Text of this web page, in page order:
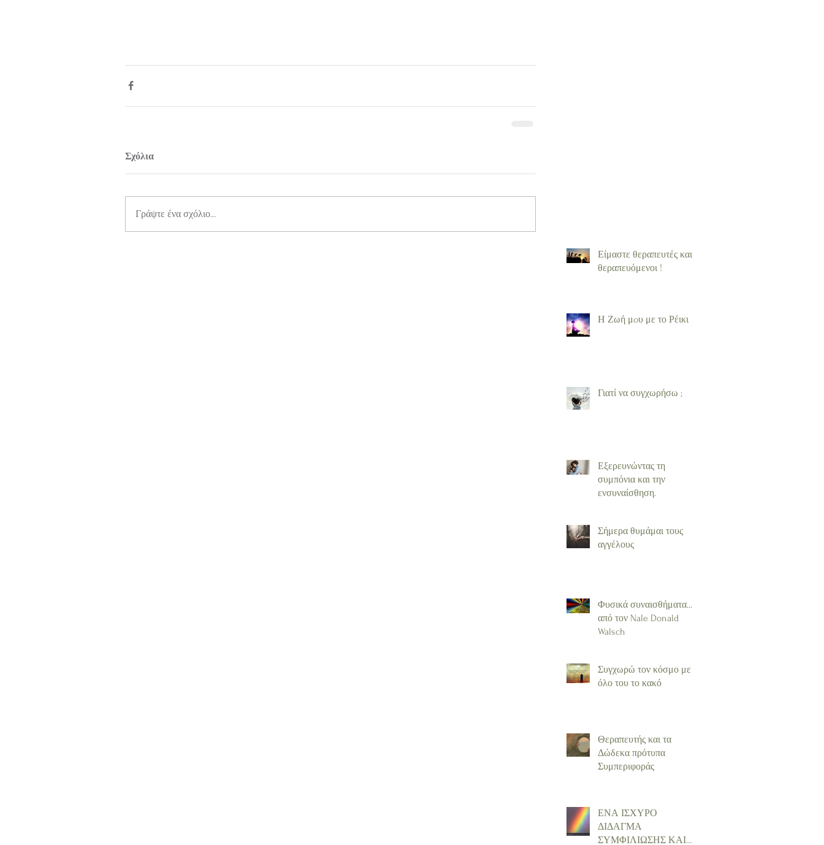
Σχόλια
Γράψτε ένα σχόλιο...
Είμαστε θεραπευτές και
θεραπευόμενοι !
Η Ζωή μoυ με το Ρέικι
Γιατί να συγχωρήσω ;
Εξερευνώντας τη
συμπόνια και την
ενσυναίσθηση.
Σήμερα θυμάμαι τους
αγγέλους
Φυσικά συναισθήματα...
από τον Nale Donald
Walsch
Συγχωρώ τον κόσμο με
όλο του το κακό
Θεραπευτής και τα
Δώδεκα πρότυπα
Συμπεριφοράς
ΕΝΑ ΙΣΧΥΡΟ
ΔΙΔΑΓΜΑ
ΣΥΜΦΙΛΙΩΣΗΣ ΚΑΙ